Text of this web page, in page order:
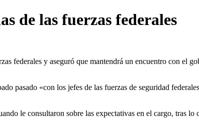
de las fuerzas federales
federales y aseguró que mantendrá un encuentro con el
pasado «con los jefes de las fuerzas de seguridad
le consultaron sobre las expectativas en el cargo, tras lo